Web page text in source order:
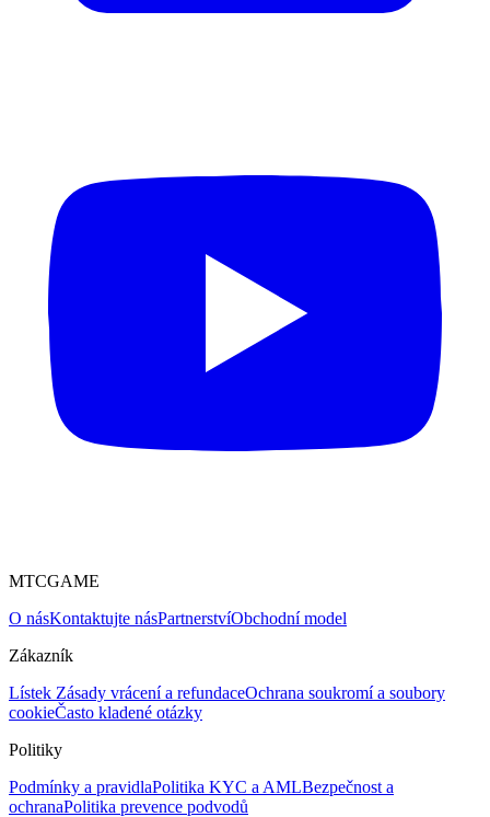
MTCGAME
O násKontaktujte násPartnerstvíObchodní model
Zákazník
Lístek Zásady vrácení a refundaceOchrana soukromí a soubory
cookieČasto kladené otázky
Politiky
Podmínky a pravidlaPolitika KYC a AMLBezpečnost a
ochranaPolitika prevence podvodů